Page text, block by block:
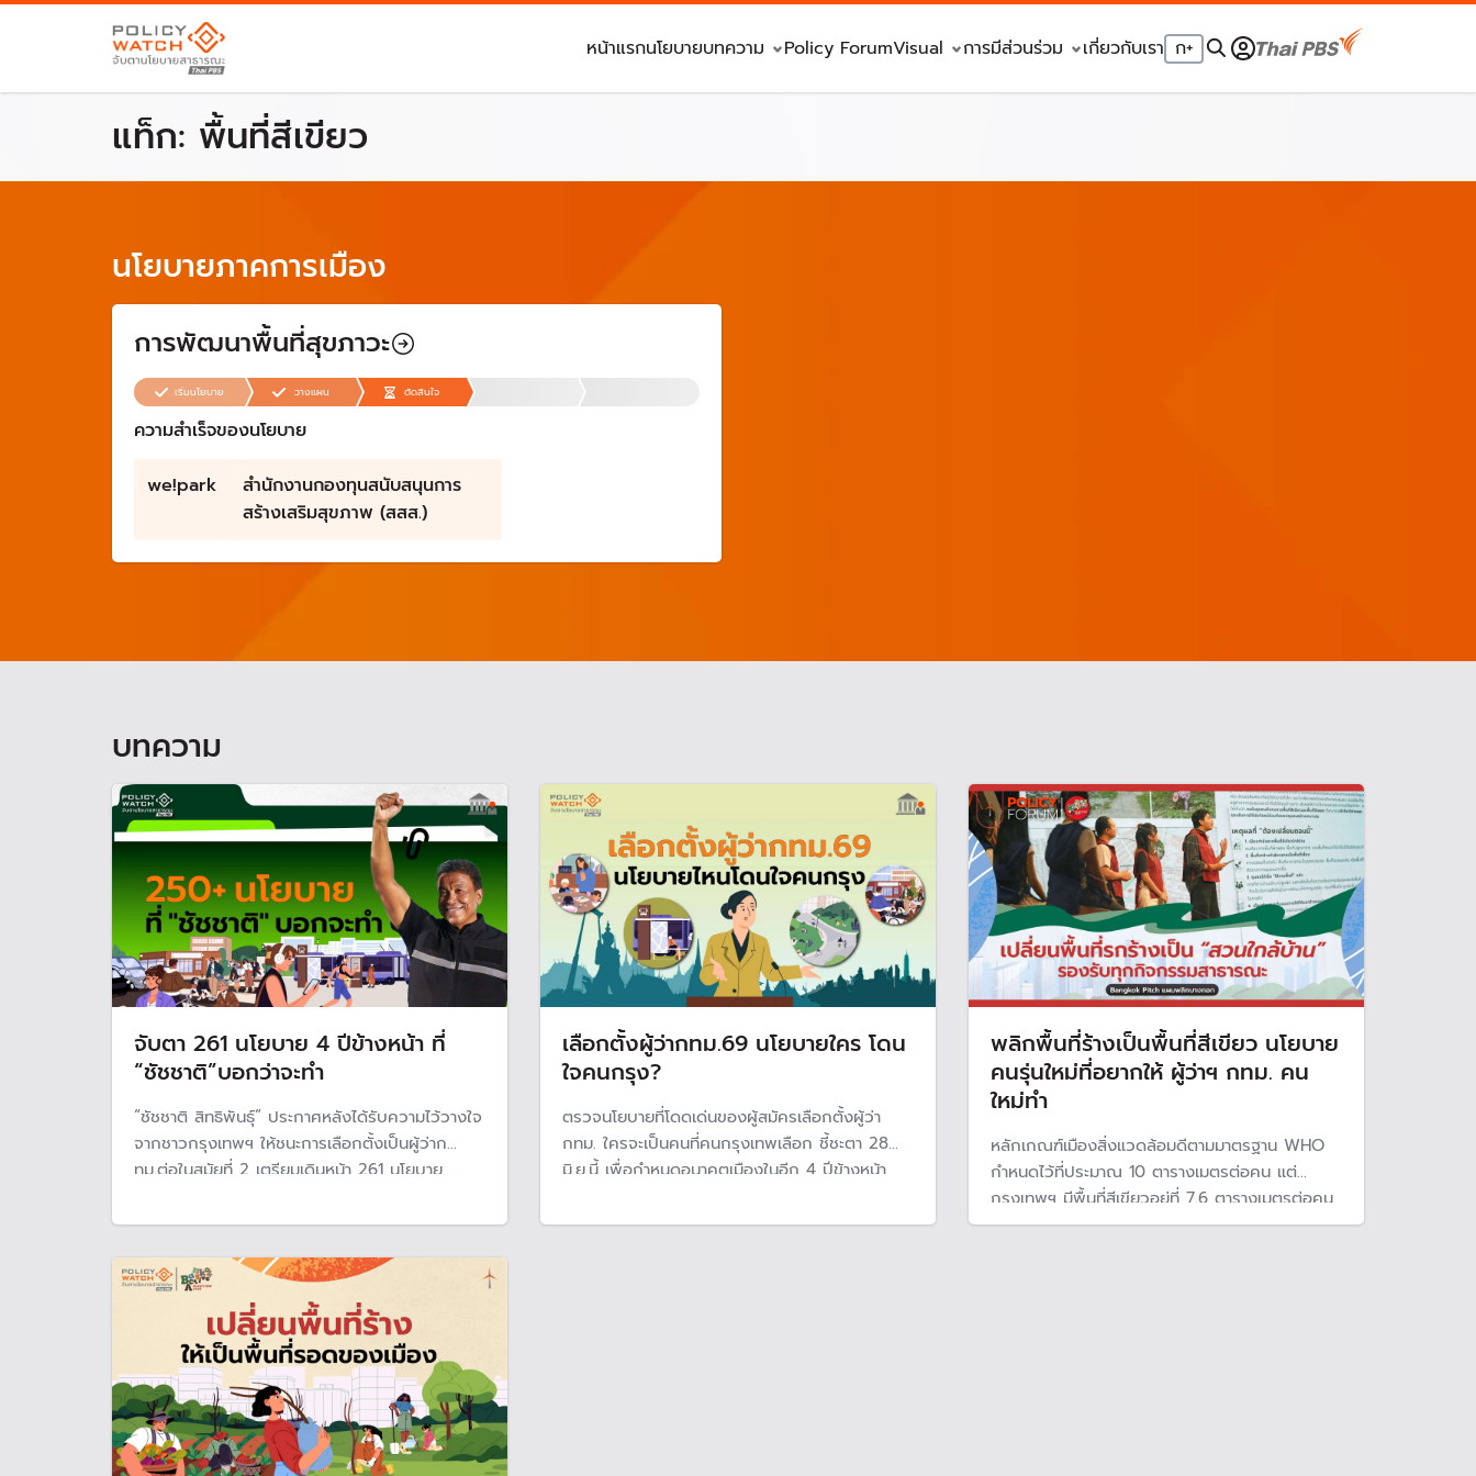
หน้าแรกนโยบายบทความ Policy ForumVisual การมีส่วนร่วม เกี่ยวกับเรา ก+
แท็ก: พื้นที่สีเขียว
นโยบายภาคการเมือง
การพัฒนาพื้นที่สุขภาวะ
เริ่มนโยบาย วางแผน ตัดสินใจ
ความสำเร็จของนโยบาย
we!park
สำนักงานกองทุนสนับสนุนการ
สร้างเสริมสุขภาพ (สสส.)
บทความ
จับตา 261 นโยบาย 4 ปีข้างหน้า ที่
“ชัชชาติ”บอกว่าจะทำ
“ชัชชาติ สิทธิพันธุ์” ประกาศหลังได้รับความไว้วางใจ
จากชาวกรุงเทพฯ ให้ชนะการเลือกตั้งเป็นผู้ว่าก
ทม.ต่อในสมัยที่ 2 เตรียมเดินหน้า 261 นโยบาย
กระโดด"
เลือกตั้งผู้ว่ากทม.69 นโยบายใคร โดน
ใจคนกรุง?
ตรวจนโยบายที่โดดเด่นของผู้สมัครเลือกตั้งผู้ว่า
กทม. ใครจะเป็นคนที่คนกรุงเทพเลือก ชี้ชะตา 28
มิ.ย.นี้ เพื่อกำหนดอนาคตเมืองในอีก 4 ปีข้างหน้า
พลิกพื้นที่ร้างเป็นพื้นที่สีเขียว นโยบาย
คนรุ่นใหม่ที่อยากให้ ผู้ว่าฯ กทม. คน
ใหม่ทำ
หลักเกณฑ์เมืองสิ่งแวดล้อมดีตามมาตรฐาน WHO
กำหนดไว้ที่ประมาณ 10 ตารางเมตรต่อคน แต่
กรุงเทพฯ มีพื้นที่สีเขียวอยู่ที่ 7.6 ตารางเมตรต่อคน
อีกทั้งยังมีลักษณะ “เขียวไกล” คือระยะทางเฉลี่ยที่จะ